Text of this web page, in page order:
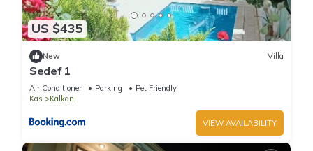
US $435
New Villa
Sedef 1
Air Conditioner Parking
Pet Friendly
Kas
Kalkan
VIEW AVAILABILITY